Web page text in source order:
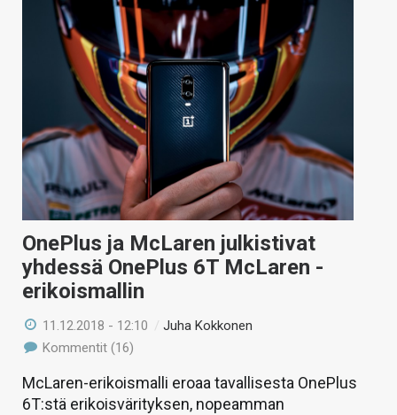
OnePlus ja McLaren julkistivat
yhdessä OnePlus 6T McLaren -
erikoismallin
11.12.2018 - 12:10 /Juha Kokkonen
Kommentit (16)
McLaren-erikoismalli eroaa tavallisesta OnePlus
6T:stä erikoisvärityksen, nopeamman